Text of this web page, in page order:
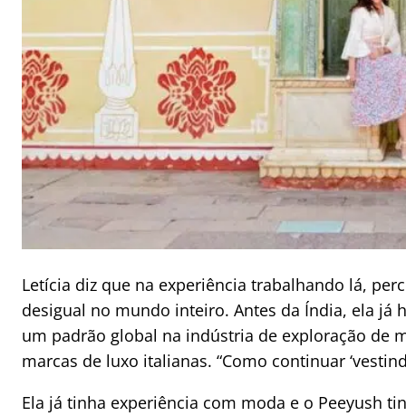
Letícia diz que na experiência trabalhando lá,
desigual no mundo inteiro. Antes da Índia, ela já
um padrão global na indústria de exploração de
marcas de luxo italianas. “Como continuar
Ela já tinha experiência com moda e o Peeyush